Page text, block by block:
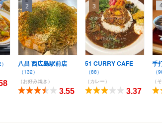
2
八昌 西広島駅前店
（132）
（お好み焼き）
3.55
3
51 CURRY CAFE
（88）
（カレー）
3.37
手
（
（